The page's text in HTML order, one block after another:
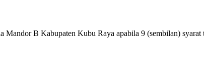
B Kabupaten Kubu Raya apabila 9 (sembilan) syarat